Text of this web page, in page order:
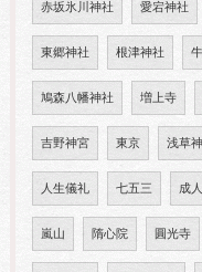
赤坂氷川神社 愛宕神社
東郷神社 根津神社
鳩森八幡神社 増上寺
吉野神宮 東京 浅草
人生儀礼 七五三 成
嵐山 隋心院 圓光寺